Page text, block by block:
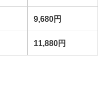
9,680円
11,880円